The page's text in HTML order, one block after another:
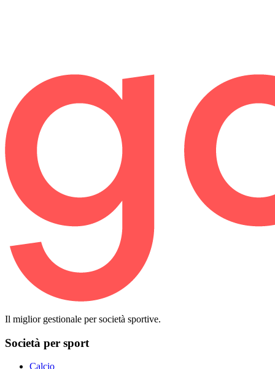
Il miglior gestionale per società sportive.
Società per sport
Calcio